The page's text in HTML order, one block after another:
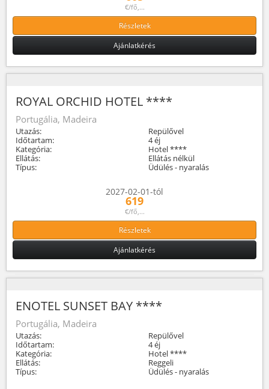
€/fő,...
Részletek
Ajánlatkérés
ROYAL ORCHID HOTEL ****
Portugália, Madeira
Utazás:
Repülővel
Időtartam:
4 éj
Kategória:
Hotel ****
Ellátás:
Ellátás nélkül
Típus:
Üdülés - nyaralás
2027-02-01-tól
619
€/fő,...
Részletek
Ajánlatkérés
ENOTEL SUNSET BAY ****
Portugália, Madeira
Utazás:
Repülővel
Időtartam:
4 éj
Kategória:
Hotel ****
Ellátás:
Reggeli
Típus:
Üdülés - nyaralás